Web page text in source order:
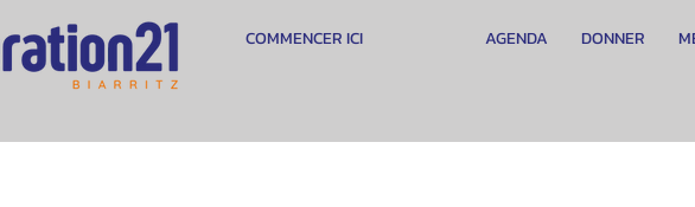
COMMENCER ICI DONNER
AGENDA